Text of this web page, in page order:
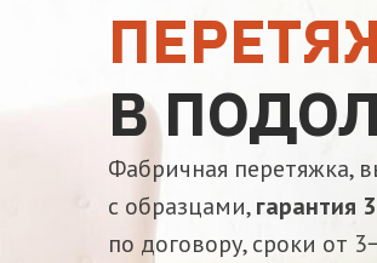
В
Фабричная перетяжка,
с образцами,гарантия
по договору, сроки от